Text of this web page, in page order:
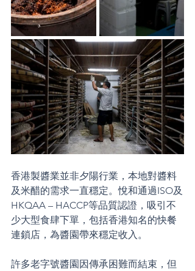
香港製醬業並非夕陽行業，本地對醬料
及米醋的需求一直穩定。悅和通過ISO及
HKQAA – HACCP等品質認證，吸引不
少大型食肆下單，包括香港知名的快餐
連鎖店，為醬園帶來穩定收入。
許多老字號醬園因傳承困難而結束，但